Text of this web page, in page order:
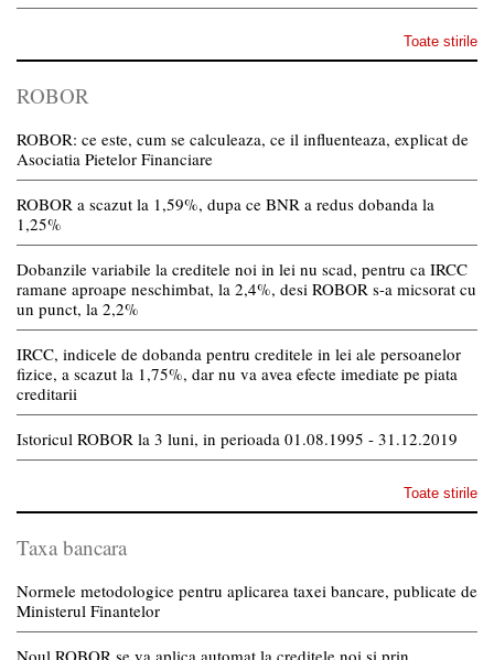
Toate stirile
ROBOR
ROBOR: ce este, cum se calculeaza, ce il influenteaza, explicat de
Asociatia Pietelor Financiare
ROBOR a scazut la 1,59%, dupa ce BNR a redus dobanda la
1,25%
Dobanzile variabile la creditele noi in lei nu scad, pentru ca IRCC
ramane aproape neschimbat, la 2,4%, desi ROBOR s-a micsorat cu
un punct, la 2,2%
IRCC, indicele de dobanda pentru creditele in lei ale persoanelor
fizice, a scazut la 1,75%, dar nu va avea efecte imediate pe piata
creditarii
Istoricul ROBOR la 3 luni, in perioada 01.08.1995 - 31.12.2019
Toate stirile
Taxa bancara
Normele metodologice pentru aplicarea taxei bancare, publicate de
Ministerul Finantelor